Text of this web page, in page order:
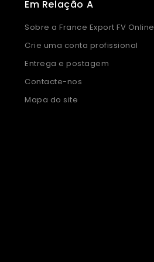
Em Relação A
Sobre a France Export FV Online
Crie uma conta profissional
Entrega e postagem
Contacte-nos
Mapa do site